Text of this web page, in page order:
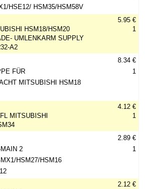
HSE12/ HSM35/HSM58V
HSM18/HSM20
UMLENKARM SUPPLY
A2
5.95 €
1
FÜR
MITSUBISHI HSM18
8.34 €
1
MITSUBISHI
4.12 €
1
2
HSM27/HSM16
2.89 €
1
2.12 €